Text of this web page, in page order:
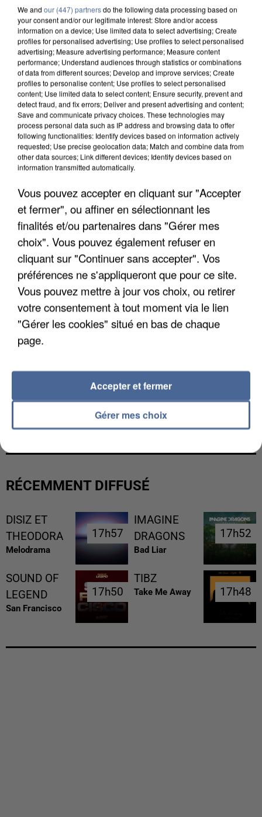
DE FAUNE SAUVAGE SONT...
L’UN DES FONDATEURS SUPPOSÉS DE LA DZ
MAFIA INTERPELLÉ EN ALGÉRIE
RÉCEMMENT DIFFUSÉ
DISIZ ET
THEODORA
Melodrama
17h57
17h57
IMAGINE
DRAGONS
Bad Liar
17h52
17h52
SOUND OF
LEGEND
San Francisco
17h50
17h50
TIBZ
Take Me Away 17h48
17h48
We and our (447) partnersdo the following data processing based on
your consent and/or our legitimate interest: Store and/or access
information on a device; Use limited data to select advertising; Create
profiles for personalised advertising; Use profiles to select personalised
advertising; Measure advertising performance; Measure content
performance; Understand audiences through statistics or combinations
of data from different sources; Develop and improve services; Create
profiles to personalise content; Use profiles to select personalised
content; Use limited data to select content; Ensure security, prevent and
detect fraud, and fix errors; Deliver and present advertising and content;
Save and communicate privacy choices. These technologies may
process personal data such as IP address and browsing data to offer
following functionalities: Identify devices based on information actively
requested; Use precise geolocation data; Match and combine data from
other data sources; Link different devices; Identify devices based on
information transmitted automatically.
Vous pouvez accepter en cliquant sur "Accepter
et fermer", ou affiner en sélectionnant les
finalités et/ou partenaires dans "Gérer mes
choix". Vous pouvez également refuser en
cliquant sur "Continuer sans accepter". Vos
préférences ne s'appliqueront que pour ce site.
Vous pouvez mettre à jour vos choix, ou retirer
votre consentement à tout moment via le lien
"Gérer les cookies" situé en bas de chaque
page.
Gérer mes choix
Accepter et fermer